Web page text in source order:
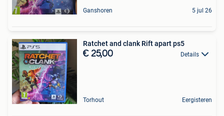
Ganshoren 5 jul 26
Ratchet and clank Rift apart ps5
€ 25,00 Details
Torhout Eergisteren